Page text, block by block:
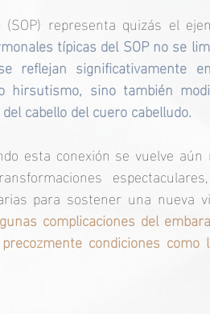
representa quizás el
típicas del SOP no se
significativamente
hirsutismo, sino también
cabello del cuero cabelludo.
esta conexión se vuelve
para sostener una nueva
complicaciones del
condiciones como